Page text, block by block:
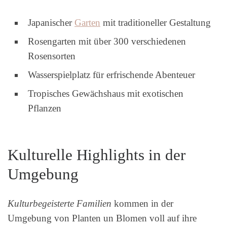
Japanischer Garten mit traditioneller Gestaltung
Rosengarten mit über 300 verschiedenen
Rosensorten
Wasserspielplatz für erfrischende Abenteuer
Tropisches Gewächshaus mit exotischen
Pflanzen
Kulturelle Highlights in der
Umgebung
Kulturbegeisterte Familien kommen in der
Umgebung von Planten un Blomen voll auf ihre